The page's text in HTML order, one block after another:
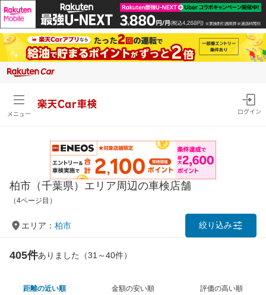
メニュー
楽天Car車検
ログイン
柏市（千葉県）エリア周辺の車検店舗
（4ページ目）
エリア： 柏市 絞り込み
405件ありました（31～40件）
距離の近い順 金額の安い順 評価の高い順